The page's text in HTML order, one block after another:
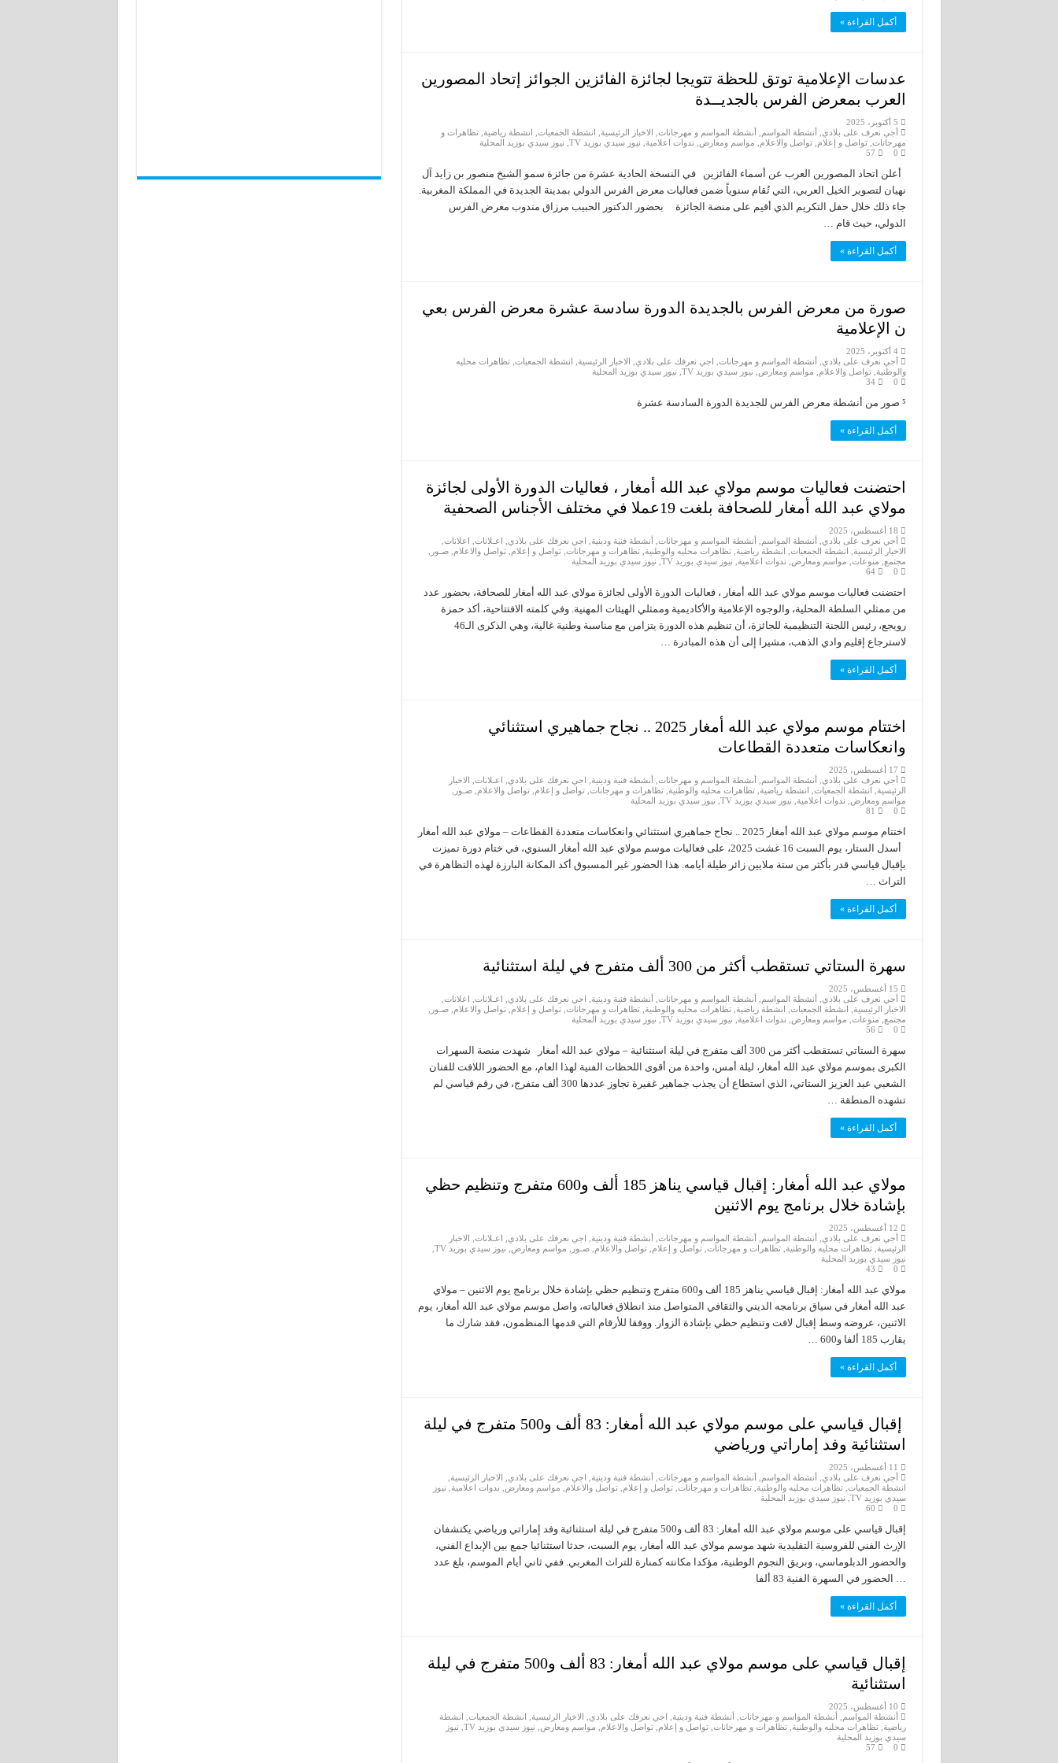
أكمل القراءة »
عدسات الإعلامية توتق للحظة تتويجا لجائزة الفائزين الجوائز إتحاد المصورين
العرب بمعرض الفرس بالجديــدة
5 أكتوبر، 2025
أجي نعرف على بلادي
أنشطة المواسم أنشطة المواسم و مهرجانات الاخبار الرئيسية انشطة الجمعيات انشطة رياضية ,تظاهرات و
مهرجانات ,تواصل و إعلام ,تواصل والاعلام مواسم ومعارض ندوات اعلامية نيوز سيدي بوزيد TV
نيوز سيدي بوزيد المحلية
0
57
‎أعلن اتحاد المصورين العرب عن أسماء الفائزين ‎في النسخة الحادية عشرة من جائزة سمو الشيخ منصور بن زايد آل
نهيان لتصوير الخيل العربي، التي تُقام سنوياً ضمن فعاليات معرض الفرس الدولي بمدينة الجديدة في المملكة المغربية.
‎جاء ذلك خلال حفل التكريم الذي أقيم على منصة الجائزة بحضور الدكتور الحبيب مرزاق مندوب معرض الفرس
الدولي، حيث قام …
أكمل القراءة »
صورة من معرض الفرس بالجديدة الدورة سادسة عشرة معرض الفرس بعي
ن الإعلامية
4 أكتوبر، 2025
أجي نعرف على بلادي
أنشطة المواسم و مهرجانات اجي نعرفك على بلادي الاخبار الرئيسية انشطة الجمعيات ,تظاهرات محليه
والوطنية ,تواصل والاعلام مواسم ومعارض نيوز سيدي بوزيد TV
نيوز سيدي بوزيد المحلية
0
34
⁵ صور من أنشطة معرض الفرس للجديدة الدورة السادسة عشرة
أكمل القراءة »
احتضنت فعاليات موسم مولاي عبد الله أمغار ، فعاليات الدورة الأولى لجائزة
مولاي عبد الله أمغار للصحافة بلغت 19عملا في مختلف الأجناس الصحفية
18 أغسطس، 2025
أجي نعرف على بلادي
أنشطة المواسم أنشطة المواسم و مهرجانات أنشطة فنية ودينية اجي نعرفك على بلادي اعـلانات اعلانات
الاخبار الرئيسية
انشطة الجمعيات انشطة رياضية ,تظاهرات محليه والوطنية ,تظاهرات و مهرجانات ,تواصل و إعلام ,تواصل والاعلام ,صـور
مجتمع
منوعات مواسم ومعارض ندوات اعلامية نيوز سيدي بوزيد TV
نيوز سيدي بوزيد المحلية
0
64
احتضنت فعاليات موسم مولاي عبد الله أمغار ، فعاليات الدورة الأولى لجائزة مولاي عبد الله أمغار للصحافة، بحضور عدد
من ممثلي السلطة المحلية، والوجوه الإعلامية والأكاديمية وممثلي الهيئات المهنية. وفي كلمته الافتتاحية، أكد حمزة
رويجع، رئيس اللجنة التنظيمية للجائزة، أن تنظيم هذه الدورة يتزامن مع مناسبة وطنية غالية، وهي الذكرى الـ46
لاسترجاع إقليم وادي الذهب، مشيرا إلى أن هذه المبادرة …
أكمل القراءة »
اختتام موسم مولاي عبد الله أمغار 2025 .. نجاح جماهيري استثنائي
وانعكاسات متعددة القطاعات
17 أغسطس، 2025
أجي نعرف على بلادي
أنشطة المواسم أنشطة المواسم و مهرجانات أنشطة فنية ودينية اجي نعرفك على بلادي اعـلانات الاخبار
الرئيسية
انشطة الجمعيات انشطة رياضية ,تظاهرات محليه والوطنية ,تظاهرات و مهرجانات ,تواصل و إعلام ,تواصل والاعلام ,صـور
مواسم ومعارض
ندوات اعلامية نيوز سيدي بوزيد TV
نيوز سيدي بوزيد المحلية
0
81
اختتام موسم مولاي عبد الله أمغار 2025 .. نجاح جماهيري استثنائي وانعكاسات متعددة القطاعات – مولاي عبد الله أمغار
أسدل الستار، يوم السبت 16 غشت 2025، على فعاليات موسم مولاي عبد الله أمغار السنوي، في ختام دورة تميزت
بإقبال قياسي قدر بأكثر من ستة ملايين زائر طيلة أيامه. هذا الحضور غير المسبوق أكد المكانة البارزة لهذه التظاهرة في
التراث …
أكمل القراءة »
سهرة الستاتي تستقطب أكثر من 300 ألف متفرج في ليلة استثنائية
15 أغسطس، 2025
أجي نعرف على بلادي
أنشطة المواسم أنشطة المواسم و مهرجانات أنشطة فنية ودينية اجي نعرفك على بلادي اعـلانات اعلانات
الاخبار الرئيسية
انشطة الجمعيات انشطة رياضية ,تظاهرات محليه والوطنية ,تظاهرات و مهرجانات ,تواصل و إعلام ,تواصل والاعلام ,صـور
مجتمع
منوعات مواسم ومعارض ندوات اعلامية نيوز سيدي بوزيد TV
نيوز سيدي بوزيد المحلية
0
56
سهرة الستاتي تستقطب أكثر من 300 ألف متفرج في ليلة استثنائية – مولاي عبد الله أمغار شهدت منصة السهرات
الكبرى بموسم مولاي عبد الله أمغار، ليلة أمس، واحدة من أقوى اللحظات الفنية لهذا العام، مع الحضور اللافت للفنان
الشعبي عبد العزيز الستاتي، الذي استطاع أن يجذب جماهير غفيرة تجاوز عددها 300 ألف متفرج، في رقم قياسي لم
تشهده المنطقة …
أكمل القراءة »
مولاي عبد الله أمغار: إقبال قياسي يناهز 185 ألف و600 متفرج وتنظيم حظي
بإشادة خلال برنامج يوم الاثنين
12 أغسطس، 2025
أجي نعرف على بلادي
أنشطة المواسم أنشطة المواسم و مهرجانات أنشطة فنية ودينية اجي نعرفك على بلادي اعـلانات الاخبار
الرئيسية ,تظاهرات محليه والوطنية ,تظاهرات و مهرجانات ,تواصل و إعلام ,تواصل والاعلام ,صـور مواسم ومعارض نيوز سيدي بوزيد TV
نيوز سيدي بوزيد المحلية
0
43
مولاي عبد الله أمغار: إقبال قياسي يناهز 185 ألف و600 متفرج وتنظيم حظي بإشادة خلال برنامج يوم الاثنين – مولاي
عبد الله أمغار في سياق برنامجه الديني والثقافي المتواصل منذ انطلاق فعالياته، واصل موسم مولاي عبد الله أمغار، يوم
الاثنين، عروضه وسط إقبال لافت وتنظيم حظي بإشادة الزوار. ووفقا للأرقام التي قدمها المنظمون، فقد شارك ما
يقارب 185 ألفا و600 …
أكمل القراءة »
استثنائية وفد إماراتي ورياضي
11 أغسطس، 2025
أجي نعرف على بلادي
أنشطة المواسم أنشطة المواسم و مهرجانات أنشطة فنية ودينية اجي نعرفك على بلادي الاخبار الرئيسية
انشطة الجمعيات ,تظاهرات محليه والوطنية ,تظاهرات و مهرجانات ,تواصل و إعلام ,تواصل والاعلام مواسم ومعارض ندوات اعلامية
نيوز
سيدي بوزيد TV
نيوز سيدي بوزيد المحلية
0
60
الإرث الفني للفروسية التقليدية شهد موسم مولاي عبد الله أمغار، يوم السبت، حدثا استثنائيا جمع بين الإبداع الفني،
والحضور الدبلوماسي، وبريق النجوم الوطنية، مؤكدا مكانته كمنارة للتراث المغربي. ففي ثاني أيام الموسم، بلغ عدد
الحضور في السهرة الفنية 83 ألفا …
أكمل القراءة »
إقبال قياسي على موسم مولاي عبد الله أمغار: 83 ألف و500 متفرج في ليلة
استثنائية
10 أغسطس، 2025
أنشطة المواسم
أنشطة المواسم و مهرجانات أنشطة فنية ودينية اجي نعرفك على بلادي الاخبار الرئيسية انشطة الجمعيات انشطة
رياضية ,تظاهرات محليه والوطنية ,تظاهرات و مهرجانات ,تواصل و إعلام ,تواصل والاعلام مواسم ومعارض نيوز سيدي بوزيد TV
نيوز
سيدي بوزيد المحلية
0
57